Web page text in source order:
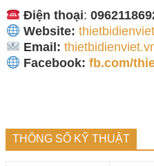
Điện thoại:
Website:
Email:
Facebook: fb.com/
THÔNG SỐ KỸ THUẬT